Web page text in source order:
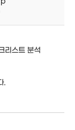
리스트 분석
.